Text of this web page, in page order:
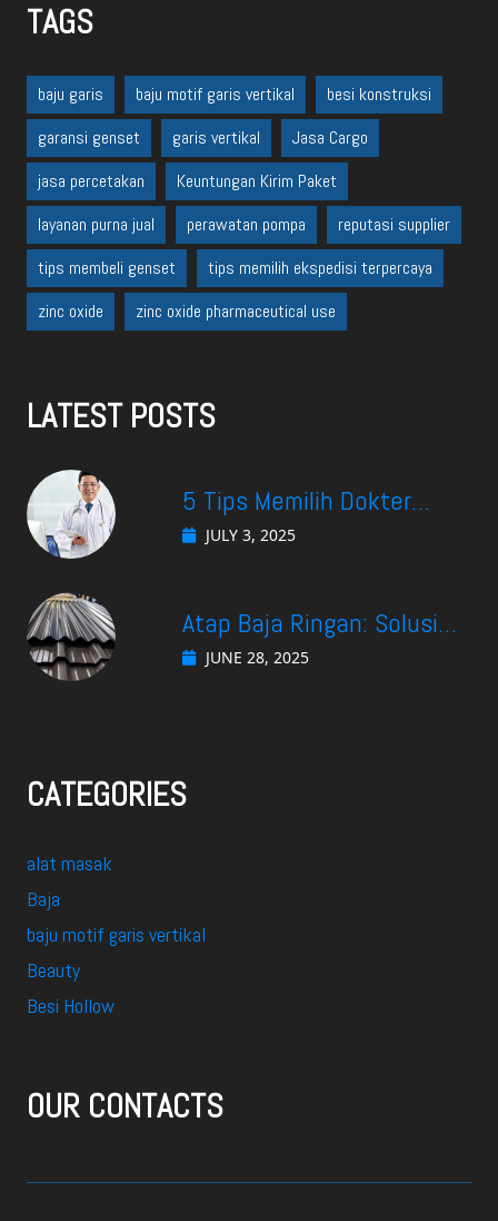
TAGS
baju garis baju motif garis vertikal
besi konstruksi
garansi genset
garis vertikal
Jasa Cargo
jasa percetakan
Keuntungan Kirim Paket
layanan purna jual
perawatan pompa
reputasi supplier
tips membeli genset
tips memilih ekspedisi terpercaya
zinc oxide
zinc oxide pharmaceutical use
LATEST POSTS
5 Tips Memilih Dokter
Spesialis Gastro di
Untuk Kebutuhan Anda
JULY 3, 2025
Atap Baja Ringan: Solusi
Efektif Menjaga Suhu
JUNE 28, 2025
CATEGORIES
alat masak
Baja
baju motif garis vertikal
Beauty
Besi Hollow
OUR CONTACTS